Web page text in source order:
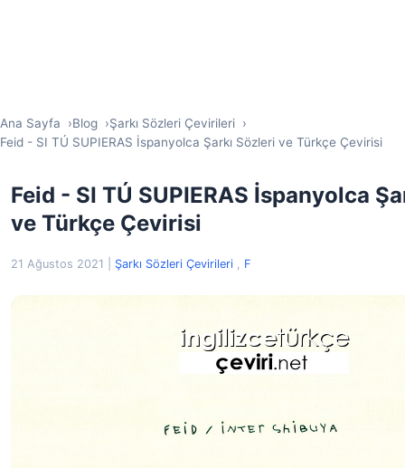
Ana Sayfa Blog
Şarkı Sözleri Çevirileri
Feid - SI TÚ SUPIERAS İspanyolca Şarkı Sözleri ve Türkçe Çevirisi
Feid - SI TÚ SUPIERAS İspanyolca
ve Türkçe Çevirisi
21 Ağustos 2021 Şarkı Sözleri Çevirileri , F